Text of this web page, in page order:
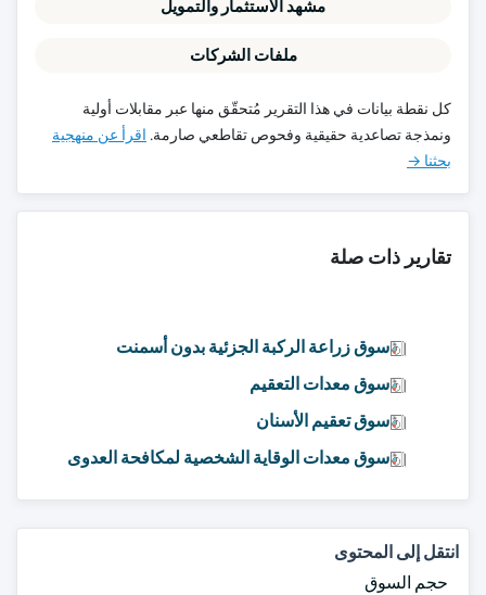
مشهد الاستثمار والتمويل
ملفات الشركات
كل نقطة بيانات في هذا التقرير مُتحقّق منها عبر مقابلات أولية
ونمذجة تصاعدية حقيقية وفحوص تقاطعي صارمة. اقرأ عن منهجية
بحثنا →
تقارير ذات صلة
سوق زراعة الركبة الجزئية بدون أسمنت
سوق معدات التعقيم
سوق تعقيم الأسنان
سوق معدات الوقاية الشخصية لمكافحة العدوى
انتقل إلى المحتوى
حجم السوق